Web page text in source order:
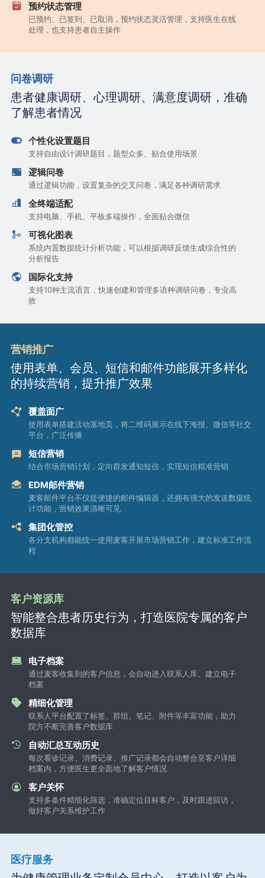
预约状态管理
已预约、已签到、已取消，预约状态灵活管理，支持医生在线
处理，也支持患者自主操作
问卷调研
患者健康调研、心理调研、满意度调研，准确
了解患者情况
个性化设置题目
支持自由设计调研题目，题型众多、贴合使用场景
逻辑问卷
通过逻辑功能，设置复杂的交叉问卷，满足各种调研需求
全终端适配
支持电脑、手机、平板多端操作，全面贴合微信
可视化图表
系统内置数据统计分析功能，可以根据调研反馈生成综合性的
分析报告
国际化支持
支持10种主流语言，快速创建和管理多语种调研问卷，专业高
效
营销推广
使用表单、会员、短信和邮件功能展开多样化
的持续营销，提升推广效果
覆盖面广
使用表单搭建活动落地页，将二维码展示在线下海报、微信等社交
平台，广泛传播
短信营销
结合市场营销计划，定向群发通知短信，实现短信精准营销
EDM邮件营销
麦客邮件平台不仅提便捷的邮件编辑器，还拥有强大的发送数据统
计功能，营销效果清晰可见
集团化管控
各分支机构都能统一使用麦客开展市场营销工作，建立标准工作流
程
客户资源库
智能整合患者历史行为，打造医院专属的客户
数据库
电子档案
通过麦客收集到的客户信息，会自动进入联系人库、建立电子
档案
精细化管理
联系人平台配置了标签、群组、笔记、附件等丰富功能，助力
院方不断完善客户数据库
自动汇总互动历史
每次看诊记录、消费记录、推广记录都会自动整合至客户详细
档案内，方便医生更全面地了解客户情况
客户关怀
支持多条件精细化筛选，准确定位目标客户，及时跟进回访，
做好客户关系维护工作
医疗服务